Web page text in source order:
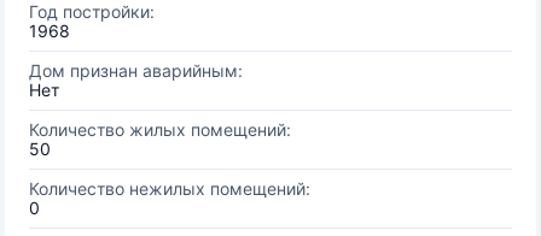
Год постройки:
1968
Дом признан аварийным:
Нет
Количество жилых помещений:
50
Количество нежилых помещений:
0